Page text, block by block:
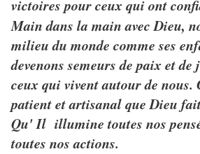
victoires pour ceux qui ont
Main dans la main avec Dieu,
milieu du monde comme ses
devenons semeurs de paix et
ceux qui vivent autour de
patient et artisanal que Dieu
Qu' Il illumine toutes nos
toutes nos actions.